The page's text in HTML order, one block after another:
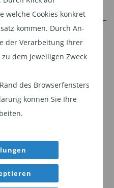
welche Cookies konkret
kommen. Durch An-
der Verarbeitung Ihrer
dem jeweiligen Zweck
des Browserfensters
können Sie Ihre
Trends spannende
einer Welt akuter
sind
– von
bis hin zur
die
die Höhen und
hindurch,
Aktienanleger nach
Mit anderen
erzielen, die sich
Anleger
"Weiter" bestätigen
Anleger sind
Datenschutzerklärung